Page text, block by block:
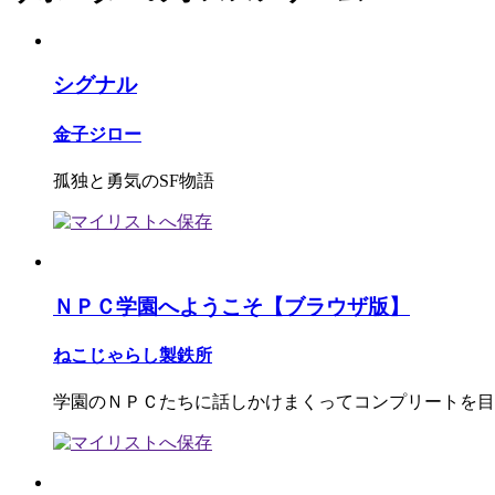
シグナル
金子ジロー
孤独と勇気のSF物語
ＮＰＣ学園へようこそ【ブラウザ版】
ねこじゃらし製鉄所
学園のＮＰＣたちに話しかけまくってコンプリートを